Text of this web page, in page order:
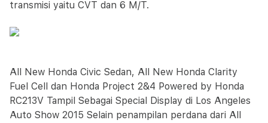
transmisi yaitu CVT dan 6 M/T.
All New Honda Civic Sedan, All New Honda Clarity
Fuel Cell dan Honda Project 2&4 Powered by Honda
RC213V Tampil Sebagai Special Display di Los Angeles
Auto Show 2015 Selain penampilan perdana dari All